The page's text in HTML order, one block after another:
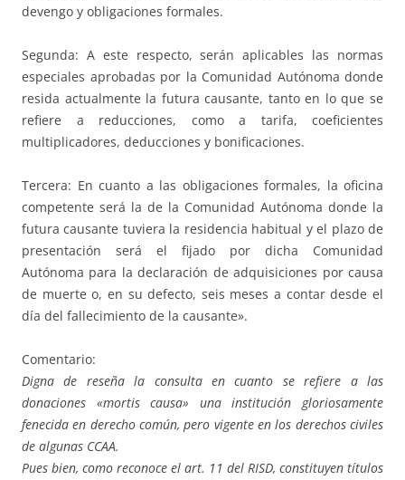
devengo y obligaciones formales.
Segunda: A este respecto, serán aplicables las normas
especiales aprobadas por la Comunidad Autónoma donde
resida actualmente la futura causante, tanto en lo que se
refiere a reducciones, como a tarifa, coeficientes
multiplicadores, deducciones y bonificaciones.
Tercera: En cuanto a las obligaciones formales, la oficina
competente será la de la Comunidad Autónoma donde la
futura causante tuviera la residencia habitual y el plazo de
presentación será el fijado por dicha Comunidad
Autónoma para la declaración de adquisiciones por causa
de muerte o, en su defecto, seis meses a contar desde el
día del fallecimiento de la causante».
Comentario:
Digna de reseña la consulta en cuanto se refiere a las
donaciones «mortis causa» una institución gloriosamente
fenecida en derecho común, pero vigente en los derechos civiles
de algunas CCAA.
Pues bien, como reconoce el art. 11 del RISD, constituyen títulos